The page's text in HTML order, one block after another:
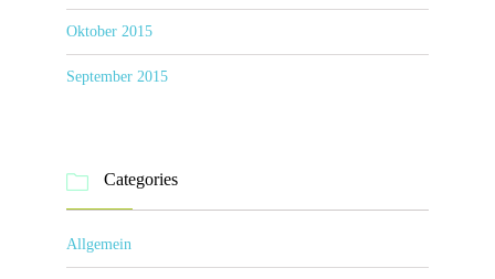
Oktober 2015
September 2015
 Categories
Allgemein